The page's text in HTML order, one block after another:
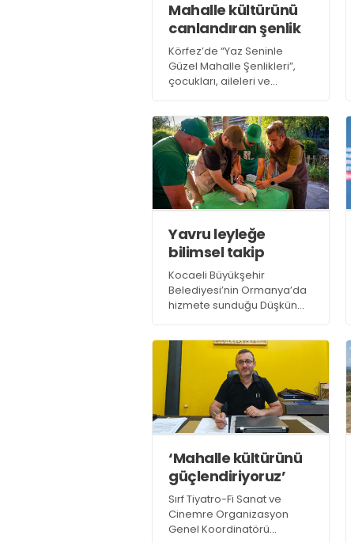
Mahalle kültürünü
canlandıran şenlik
Körfez’de “Yaz Seninle
Güzel Mahalle Şenlikleri”,
çocukları, aileleri ve
kültürünün
canlandırılmasına katkı
sağlıyor
Yavru leyleğe
bilimsel takip
Kocaeli Büyükşehir
Belediyesi’nin Ormanya’da
hizmete sunduğu Düşkün
Pişmaniye ile Bulut’un
yavrusu “Atlas”,
Büyükşehir’in yaban hayatını
koruma çalışmalarının yeni
simgesi oldu
‘Mahalle kültürünü
güçlendiriyoruz’
Sırf Tiyatro-Fi Sanat ve
Cinemre Organizasyon
Genel Koordinatörü